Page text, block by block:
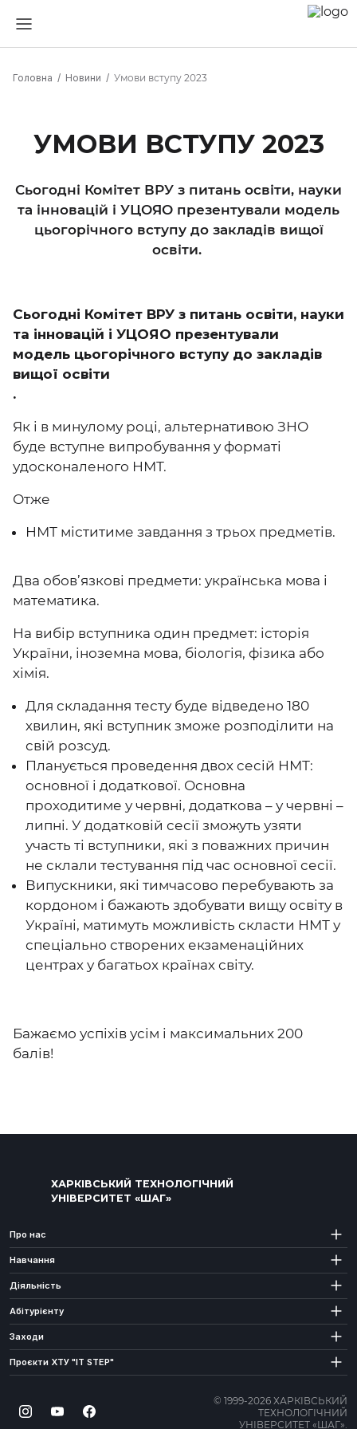
Головна Новини Умови вступу 2023
УМОВИ ВСТУПУ 2023
Сьогодні Комітет ВРУ з питань освіти, науки
та інновацій і УЦОЯО презентували модель
цьогорічного вступу до закладів вищої
освіти.
Сьогодні Комітет ВРУ з питань освіти, науки
та інновацій і УЦОЯО презентували
модель цьогорічного вступу до закладів
вищої освіти
.
Як і в минулому році, альтернативою ЗНО
буде вступне випробування у форматі
удосконаленого НМТ.
Отже
НМТ міститиме завдання з трьох предметів.
Два обов’язкові предмети: українська мова і
математика.
На вибір вступника один предмет: історія
України, іноземна мова, біологія, фізика або
хімія.
Для складання тесту буде відведено 180
хвилин, які вступник зможе розподілити на
свій розсуд.
Планується проведення двох сесій НМТ:
основної і додаткової. Основна
проходитиме у червні, додаткова – у червні –
липні. У додатковій сесії зможуть узяти
участь ті вступники, які з поважних причин
не склали тестування під час основної сесії.
Випускники, які тимчасово перебувають за
кордоном і бажають здобувати вищу освіту в
Україні, матимуть можливість скласти НМТ у
спеціально створених екзаменаційних
центрах у багатьох країнах світу.
Бажаємо успіхів усім і максимальних 200
балів!
ХАРКІВСЬКИЙ ТЕХНОЛОГІЧНИЙ
УНІВЕРСИТЕТ «ШАГ»
Про нас
Навчання
Діяльність
Абітурієнту
Заходи
Проєкти ХТУ "IT STEP"
© 1999-2026 ХАРКІВСЬКИЙ
ТЕХНОЛОГІЧНИЙ
УНІВЕРСИТЕТ «ШАГ».